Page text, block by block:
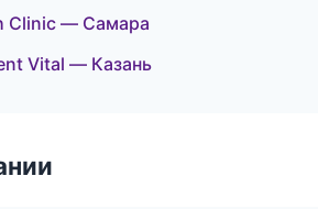
Clinic — Самара
Vital — Казань